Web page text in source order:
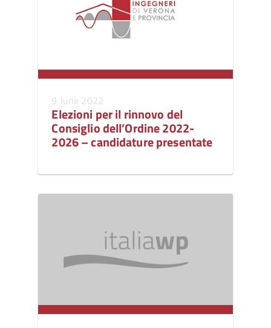
9 June 2022
Elezioni per il rinnovo del
Consiglio dell’Ordine 2022-
2026 – candidature presentate